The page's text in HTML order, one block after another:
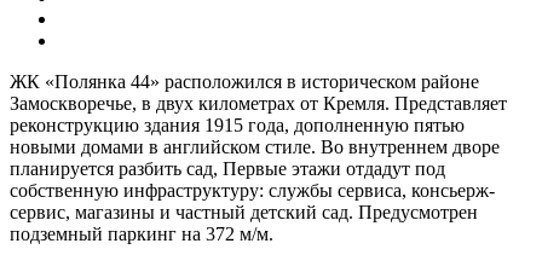
ЖК «Полянка 44» расположился в историческом районе
Замоскворечье, в двух километрах от Кремля. Представляет
реконструкцию здания 1915 года, дополненную пятью
новыми домами в английском стиле. Во внутреннем дворе
планируется разбить сад, Первые этажи отдадут под
собственную инфраструктуру: службы сервиса, консьерж-
сервис, магазины и частный детский сад. Предусмотрен
подземный паркинг на 372 м/м.